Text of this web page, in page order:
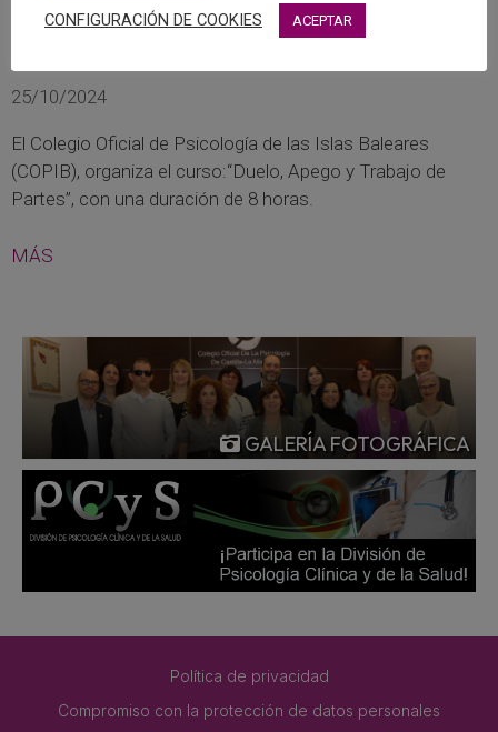
PARTES”
25/10/2024
El Colegio Oficial de Psicología de las Islas Baleares
(COPIB), organiza el curso:“Duelo, Apego y Trabajo de
Partes”, con una duración de 8 horas.
MÁS
GALERÍA FOTOGRÁFICA
Política de privacidad
Compromiso con la protección de datos personales
CONFIGURACIÓN DE COOKIES ACEPTAR